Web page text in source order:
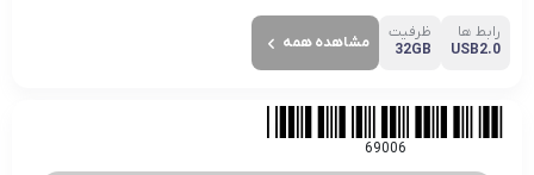
رابط ها
USB2.0
ظرفیت
32GB
مشاهده همه
69006